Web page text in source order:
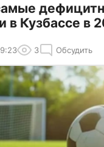
в Кузбассе в
3 Обсудить